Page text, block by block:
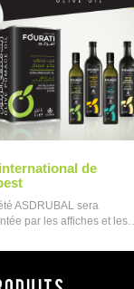
de
ASDRUBAL sera
par les affiches et les…